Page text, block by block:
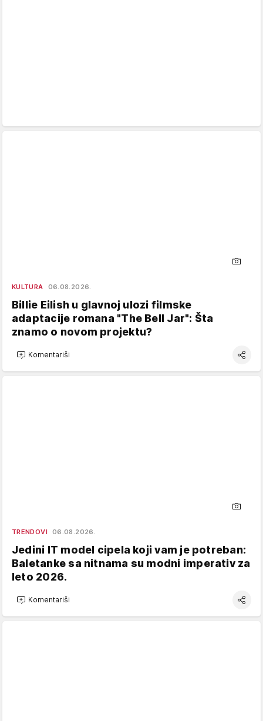
KULTURA 06.08.2026.
Billie Eilish u glavnoj ulozi filmske
adaptacije romana "The Bell Jar": Šta
znamo o novom projektu?
Komentariši
TRENDOVI 06.08.2026.
Jedini IT model cipela koji vam je potreban:
Baletanke sa nitnama su modni imperativ za
leto 2026.
Komentariši